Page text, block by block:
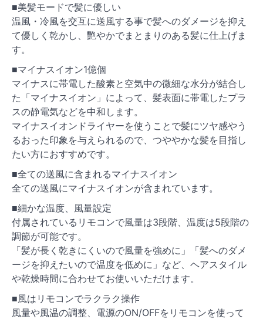
■美髪モードで髪に優しい
温風・冷風を交互に送風する事で髪へのダメージを抑え
て優しく乾かし、艷やかでまとまりのある髪に仕上げま
す。
■マイナスイオン1億個
マイナスに帯電した酸素と空気中の微細な水分が結合し
た「マイナスイオン」によって、髪表面に帯電したプラ
スの静電気などを中和します。
マイナスイオンドライヤーを使うことで髪にツヤ感やう
るおった印象を与えられるので、つややかな髪を目指し
たい方におすすめです。
■全ての送風に含まれるマイナスイオン
全ての送風にマイナスイオンが含まれています。
■細かな温度、風量設定
付属されているリモコンで風量は3段階、温度は5段階の
調節が可能です。
「髪が長く乾きにくいので風量を強めに」「髪へのダメ
ージを抑えたいので温度を低めに」など、ヘアスタイル
や乾燥時間に合わせてお使いいただけます。
■風はリモコンでラクラク操作
風量や風温の調整、電源のON/OFFをリモコンを使って